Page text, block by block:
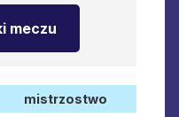
meczu
mistrzostwo